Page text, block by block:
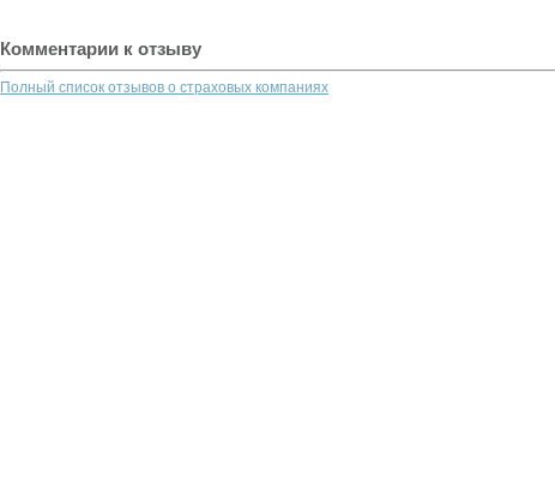
Комментарии к отзыву
Полный список отзывов о страховых компаниях